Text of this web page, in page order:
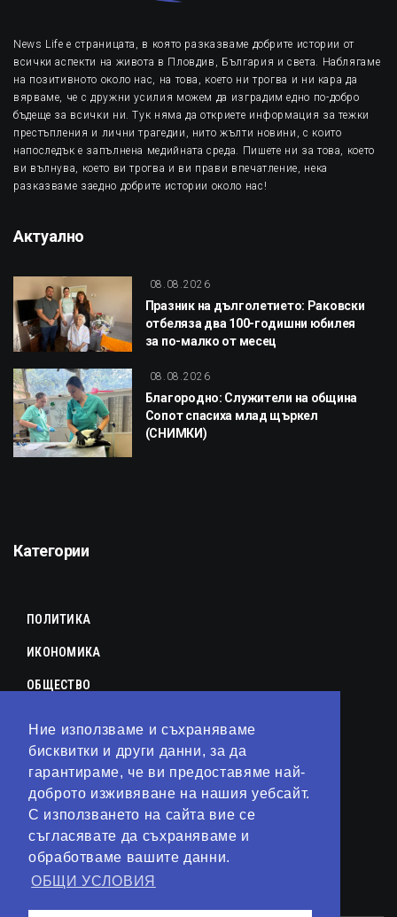
Ние използваме и съхраняваме
бисквитки и други данни, за да
гарантираме, че ви предоставяме най-
доброто изживяване на нашия уебсайт.
С използването на сайта вие се
съгласявате да съхраняваме и
обработваме вашите данни.
ОБЩИ УСЛОВИЯ
News Life е страницата, в която разказваме добрите истории от
всички аспекти на живота в Пловдив, България и света. Наблягаме
на позитивното около нас, на това, което ни трогва и ни кара да
вярваме, че с дружни усилия можем да изградим едно по-добро
бъдеще за всички ни. Тук няма да откриете информация за тежки
престъпления и лични трагедии, нито жълти новини, с които
напоследък е запълнена медийната среда. Пишете ни за това, което
ви вълнува, което ви трогва и ви прави впечатление, нека
разказваме заедно добрите истории около нас!
Актуално
08.08.2026
Празник на дълголетието: Раковски
отбеляза два 100-годишни юбилея
за по-малко от месец
08.08.2026
Благородно: Служители на община
Сопот спасиха млад щъркел
(СНИМКИ)
Категории
ПОЛИТИКА
ИКОНОМИКА
ОБЩЕСТВО
КУЛТУРА
ЛАЙФСТАЙЛ
ТЕХНОЛОГИИ
АНАЛИЗИ
СВЯТ